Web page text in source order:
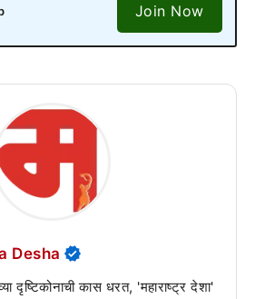
Join Now
Desha
दृष्टिकोनाची कास धरत, 'महाराष्ट्र देशा'